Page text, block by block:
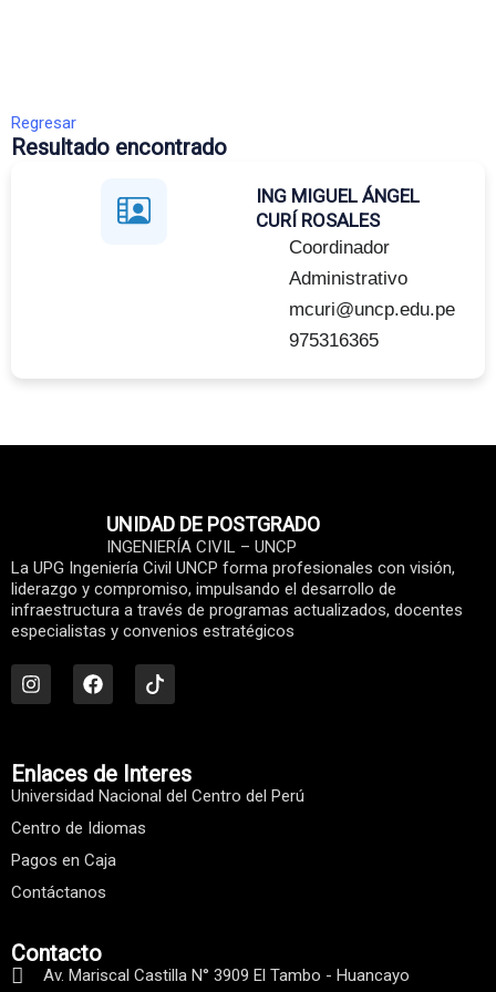
Regresar
Resultado encontrado
ING MIGUEL ÁNGEL
CURÍ ROSALES
Coordinador
Administrativo
mcuri@uncp.edu.pe
975316365
UNIDAD DE POSTGRADO
INGENIERÍA CIVIL – UNCP
La UPG Ingeniería Civil UNCP forma profesionales con visión,
liderazgo y compromiso, impulsando el desarrollo de
infraestructura a través de programas actualizados, docentes
especialistas y convenios estratégicos
n
s
t
r
a
a
c
e
o
k
Enlaces de Interes
Universidad Nacional del Centro del Perú
Centro de Idiomas
Pagos en Caja
Contáctanos
Contacto
Av. Mariscal Castilla N° 3909 El Tambo - Huancayo